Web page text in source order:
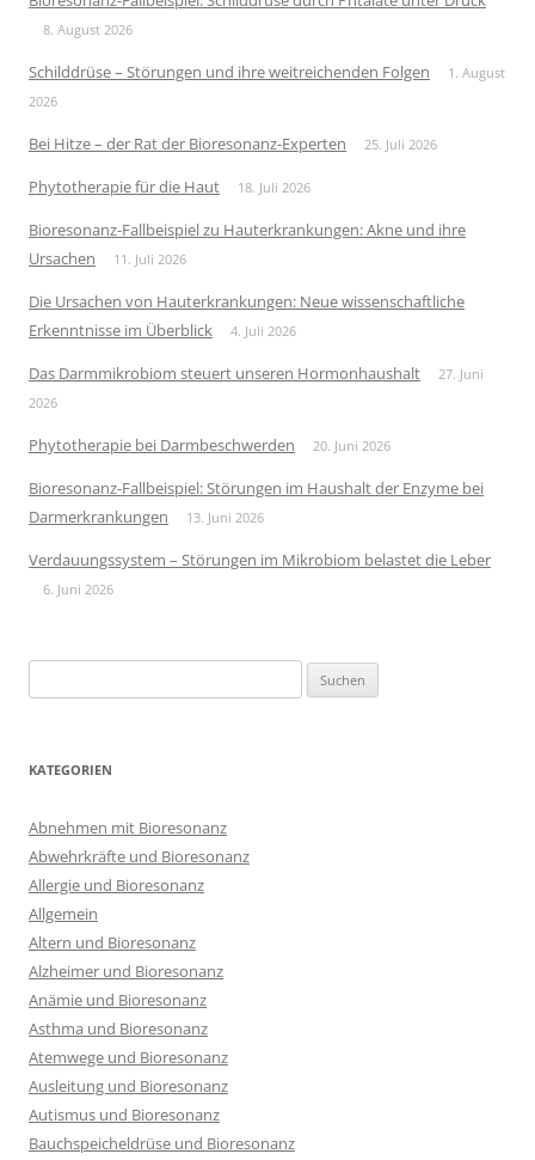
8. August 2026
Schilddrüse – Störungen und ihre weitreichenden Folgen
1. August
2026
Bei Hitze – der Rat der Bioresonanz-Experten 25. Juli 2026
Phytotherapie für die Haut 18. Juli 2026
Bioresonanz-Fallbeispiel zu Hauterkrankungen: Akne und ihre
Ursachen
11. Juli 2026
Die Ursachen von Hauterkrankungen: Neue wissenschaftliche
Erkenntnisse im Überblick
4. Juli 2026
Das Darmmikrobiom steuert unseren Hormonhaushalt
27. Juni
2026
Phytotherapie bei Darmbeschwerden 20. Juni 2026
Bioresonanz-Fallbeispiel: Störungen im Haushalt der Enzyme bei
Darmerkrankungen
13. Juni 2026
Verdauungssystem – Störungen im Mikrobiom belastet die Leber
6. Juni 2026
nach:
KATEGORIEN
Abnehmen mit Bioresonanz
Abwehrkräfte und Bioresonanz
Allergie und Bioresonanz
Allgemein
Altern und Bioresonanz
Alzheimer und Bioresonanz
Anämie und Bioresonanz
Asthma und Bioresonanz
Atemwege und Bioresonanz
Ausleitung und Bioresonanz
Autismus und Bioresonanz
Bauchspeicheldrüse und Bioresonanz